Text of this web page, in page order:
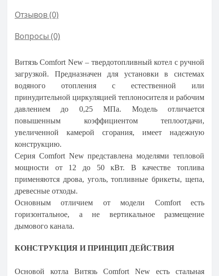
Отзывов (0)
Вопросы (0)
Витязь Comfort New– твердотопливный котел с ручной
загрузкой. Предназначен для установки в системах
водяного отопления с естественной или
принудительной циркуляцией теплоносителя и рабочим
давлением до 0,25 МПа. Модель отличается
повышенным коэффициентом теплоотдачи,
увеличенной камерой сгорания, имеет надежную
конструкцию.
Серия Comfort Newпредставлена моделями тепловой
мощности от 12 до 50 кВт. В качестве топлива
применяются дрова, уголь, топливные брикеты, щепа,
древесные отходы.
Основным отличием от модели Comfort есть
горизонтальное, а не вертикальное размещение
дымового канала.
КОНСТРУКЦИЯ И ПРИНЦИП ДЕЙСТВИЯ
Основой котла Витязь Comfort New есть стальная